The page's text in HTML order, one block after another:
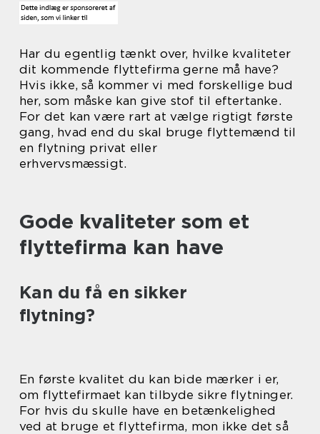
Har du egentlig tænkt over, hvilke kvaliteter
dit kommende flyttefirma gerne må have?
Hvis ikke, så kommer vi med forskellige bud
her, som måske kan give stof til eftertanke.
For det kan være rart at vælge rigtigt første
gang, hvad end du skal bruge flyttemænd til
en flytning privat eller
erhvervsmæssigt.
Gode kvaliteter som et
flyttefirma kan have
Kan du få en sikker
flytning?
En første kvalitet du kan bide mærker i er,
om flyttefirmaet kan tilbyde sikre flytninger.
For hvis du skulle have en betænkelighed
ved at bruge et flyttefirma, mon ikke det så